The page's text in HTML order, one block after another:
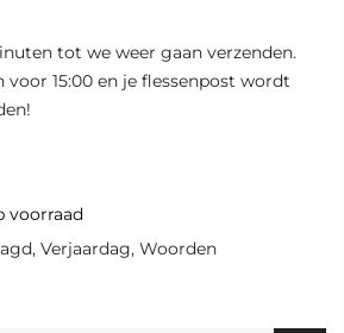
tot we weer gaan verzenden.
voor 15:00 en je flessenpost wordt
voorraad
, Verjaardag, Woorden